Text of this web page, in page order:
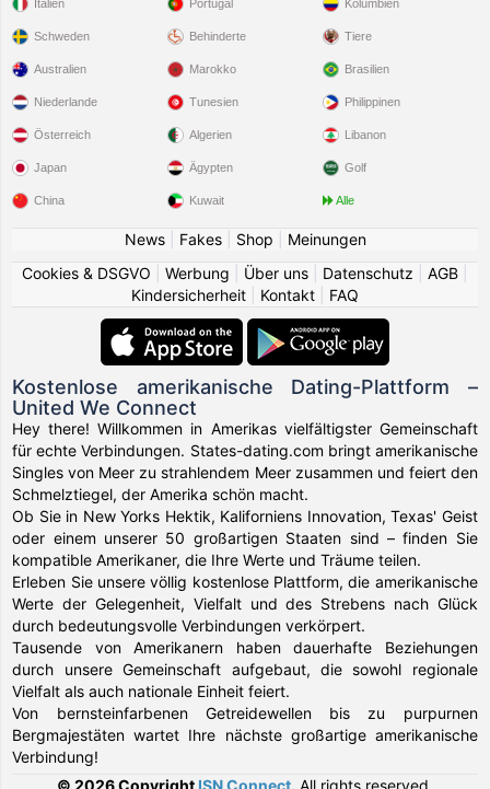
Italien
Schweden
Portugal
Behinderte
Kolumbien
Tiere
Australien
Niederlande
Österreich
Japan
China
Marokko
Tunesien
Algerien
Ägypten
Kuwait
Brasilien
Philippinen
Libanon
Golf
Alle
News| Fakes| Shop
Meinungen
Cookies & DSGVO
Werbung Über uns Datenschutz AGB
Kindersicherheit
Kontakt FAQ
Kostenlose amerikanische Dating-Plattform –
United We Connect
Hey there! Willkommen in Amerikas vielfältigster Gemeinschaft
für echte Verbindungen. States-dating.com bringt amerikanische
Singles von Meer zu strahlendem Meer zusammen und feiert den
Schmelztiegel, der Amerika schön macht.
Ob Sie in New Yorks Hektik, Kaliforniens Innovation, Texas' Geist
oder einem unserer 50 großartigen Staaten sind – finden Sie
kompatible Amerikaner, die Ihre Werte und Träume teilen.
Erleben Sie unsere völlig kostenlose Plattform, die amerikanische
Werte der Gelegenheit, Vielfalt und des Strebens nach Glück
durch bedeutungsvolle Verbindungen verkörpert.
Tausende von Amerikanern haben dauerhafte Beziehungen
durch unsere Gemeinschaft aufgebaut, die sowohl regionale
Vielfalt als auch nationale Einheit feiert.
Von bernsteinfarbenen Getreidewellen bis zu purpurnen
Bergmajestäten wartet Ihre nächste großartige amerikanische
Verbindung!
© 2026 Copyright ISN Connect All rights reserved.